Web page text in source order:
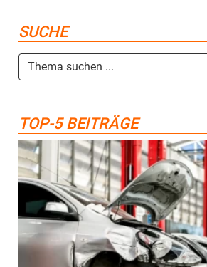
SUCHE
TOP-5 BEITRÄGE